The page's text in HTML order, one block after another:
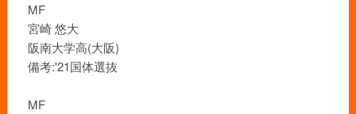
MF
宮崎 悠大
阪南大学高(大阪)
備考:'21国体選抜
MF